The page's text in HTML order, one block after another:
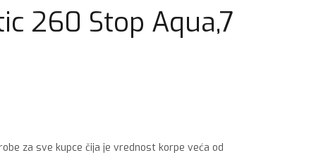
260 Stop Aqua,7
za sve kupce čija je vrednost korpe veća od